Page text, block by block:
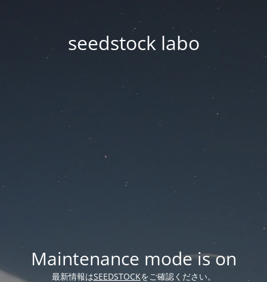
seedstock labo
Maintenance mode is on
最新情報はSEEDSTOCKをご確認ください。